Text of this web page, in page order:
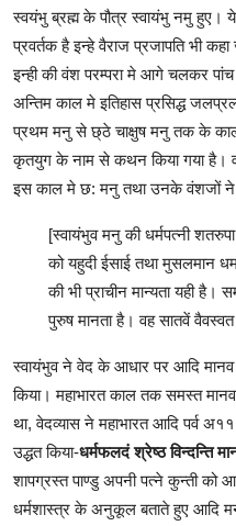
स्वयंभु ब्रह्म के पौत्र स्वायंभु नमु हुए।
प्रवर्तक है इन्हे वैराज प्रजापति भी कहा
इन्ही की वंश परम्परा मे आगे चलकर
अन्तिम काल मे इतिहास प्रसिद्ध
प्रथम मनु से छ्ठे चाक्षुष मनु तक के
कृतयुग के नाम से कथन किया गया है।
इस काल मे छ: मनु तथा उनके वंशजों ने
[स्वायंभुव मनु की धर्मपत्नी शतरुपा
को यहुदी ईसाई तथा मुसलमान
की भी प्राचीन मान्यता यही है।
पुरुष मानता है। वह सातवें
स्वायंभुव ने वेद के आधार पर आदि
किया। महाभारत काल तक समस्त
था, वेदव्यास ने महाभारत आदि पर्व
उद्धत किया-धर्मफलदं श्रेष्ठ विन्दन्ति
शापग्रस्त पाण्डु अपनी पत्ने कुन्ती को
धर्मशास्त्र के अनुकूल बताते हुए आदि